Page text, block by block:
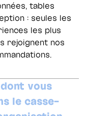
tables
: seules les
les plus
rejoignent nos
vous
le casse-